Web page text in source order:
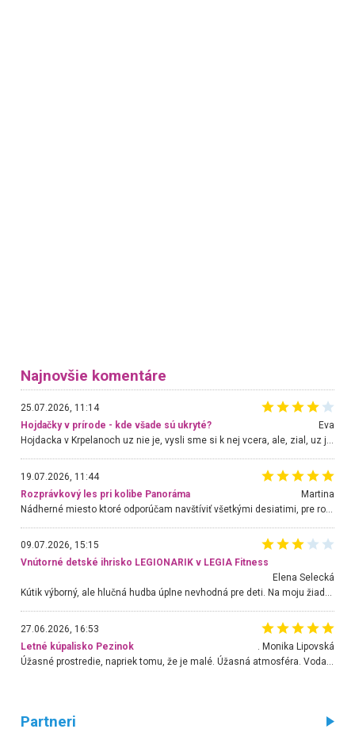
Najnovšie komentáre
25.07.2026, 11:14
Hojdačky v prírode - kde všade sú ukryté?
Eva
Hojdacka v Krpelanoch uz nie je, vysli sme si k nej vcera, ale, zial, uz je znicena. Ak sem planujete cestu len kvoli hojdacke, mozete si ju usetrit. Krasny vyhlad je tu vsak aj bez hojdacky :-)
19.07.2026, 11:44
Rozprávkový les pri kolibe Panoráma
Martina
Nádherné miesto ktoré odporúčam navštíviť všetkými desiatimi, pre rodiny s deťmi, dôchodcom... Proste a jednoducho ozaj rozprávkový les.. určite ešte prídeme. Odniesli sme si na pamiatku krásne tričká,
09.07.2026, 15:15
Vnútorné detské ihrisko LEGIONARIK v LEGIA Fitness
Elena Selecká
Kútik výborný, ale hlučná hudba úplne nevhodná pre deti. Na moju žiadosť o aspoň sušenie nereagovali.
27.06.2026, 16:53
Letné kúpalisko Pezinok
. Monika Lipovská
Úžasné prostredie, napriek tomu, že je malé. Úžasná atmosféra. Voda fantastická a nádherná. Ľudí je pomerne veľa, ale su mili a ohľaduplní. Je veľmi zaujímavé sledovať, ako dokážu spolu športovať cudzí ľudia a bez ohľadu na vek. Vládne tu pohoda. Vnuka neviem dostať z vody. Ďakujem za krásny deň . Urcite sa sem vrátim. Jediný problém je s parkovaním, ale aj ten sa mi podarilo vyriešiť. Monika Bratislava
Partneri